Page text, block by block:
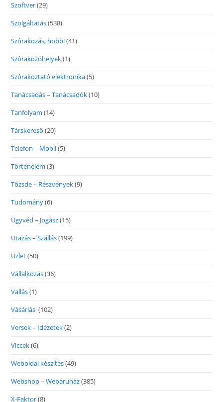
Szoftver(29)
Szolgáltatás(538)
Szórakozás, hobbi(41)
Szórakozóhelyek(1)
Szórakoztató elektronika(5)
Tanácsadás – Tanácsadók(10)
Tanfolyam (14)
Társkereső (20)
Telefon – Mobil(5)
Történelem (3)
Tőzsde – Részvények(9)
Tudomány(6)
Ügyvéd – Jogász(15)
Utazás – Szállás(199)
Üzlet(50)
Vállalkozás(36)
Vallás(1)
Vásárlás (102)
Versek – Idézetek(2)
Viccek(6)
Weboldal készítés(49)
Webshop – Webáruház(385)
X-Faktor(8)